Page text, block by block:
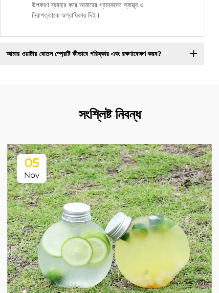
উপকরণ ব্যবহার করে আমাদের গ্রাহকদের স্বাস্থ্য ও
নিরাপত্তাকে অগ্রাধিকার দিই।
আমার ওয়াটার বোতল স্প্রেটি কীভাবে পরিষ্কার এবং রক্ষণাবেক্ষণ করব?
সংশ্লিষ্ট নিবন্ধ
05
Nov